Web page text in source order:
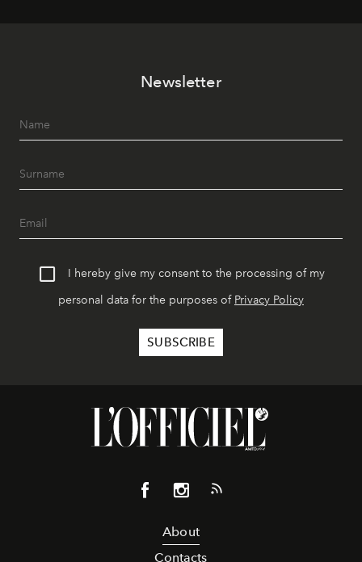
Newsletter
I hereby give my consent to the processing of my
personal data for the purposes of Privacy Policy
About
Contacts